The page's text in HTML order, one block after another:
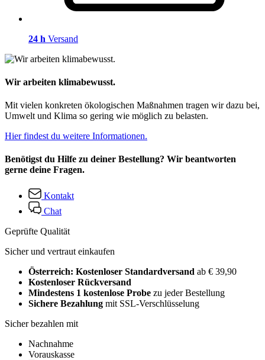
24 h Versand
Wir arbeiten klimabewusst.
Mit vielen konkreten ökologischen Maßnahmen tragen wir dazu bei,
Umwelt und Klima so gering wie möglich zu belasten.
Hier findest du weitere Informationen.
Benötigst du Hilfe zu deiner Bestellung? Wir beantworten
gerne deine Fragen.
Kontakt
Chat
Geprüfte Qualität
Sicher und vertraut einkaufen
Österreich: Kostenloser Standardversand ab € 39,90
Kostenloser Rückversand
Mindestens 1 kostenlose Probe zu jeder Bestellung
Sichere Bezahlung mit SSL-Verschlüsselung
Sicher bezahlen mit
Nachnahme
Vorauskasse